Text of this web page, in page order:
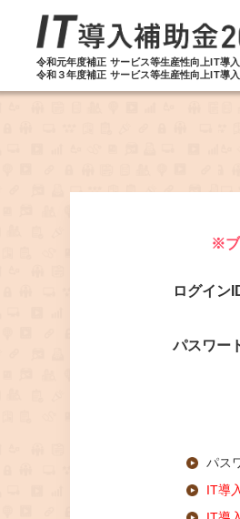
令和元年度補正 サービス等生産性向上IT導
令和３年度補正 サービス等生産性向上IT導
※ブ
ログイン
パスワー
パス
IT導